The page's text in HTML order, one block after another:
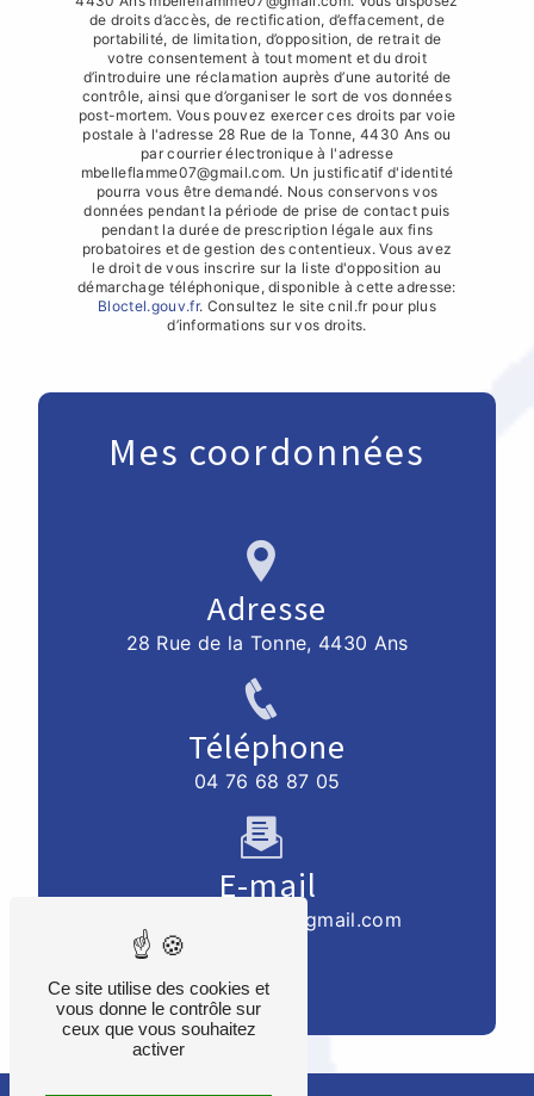
de droits d’accès, de rectification, d’effacement, de
portabilité, de limitation, d’opposition, de retrait de
votre consentement à tout moment et du droit
d’introduire une réclamation auprès d’une autorité de
contrôle, ainsi que d’organiser le sort de vos données
post-mortem. Vous pouvez exercer ces droits par voie
postale à l'adresse 28 Rue de la Tonne, 4430 Ans ou
par courrier électronique à l'adresse
mbelleflamme07@gmail.com. Un justificatif d'identité
pourra vous être demandé. Nous conservons vos
données pendant la période de prise de contact puis
pendant la durée de prescription légale aux fins
probatoires et de gestion des contentieux. Vous avez
le droit de vous inscrire sur la liste d'opposition au
démarchage téléphonique, disponible à cette adresse:
Bloctel.gouv.fr. Consultez le site cnil.fr pour plus
d’informations sur vos droits.
Mes coordonnées
Adresse
28 Rue de la Tonne, 4430 Ans
Téléphone
04 76 68 87 05
E-mail
mbelleflamme07@gmail.com
Ce site utilise des cookies et
vous donne le contrôle sur
ceux que vous souhaitez
activer